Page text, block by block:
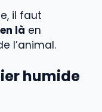
il faut
là en
l’animal.
humide